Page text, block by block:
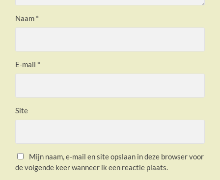
Naam *
E-mail *
Site
Mijn naam, e-mail en site opslaan in deze browser voor
de volgende keer wanneer ik een reactie plaats.